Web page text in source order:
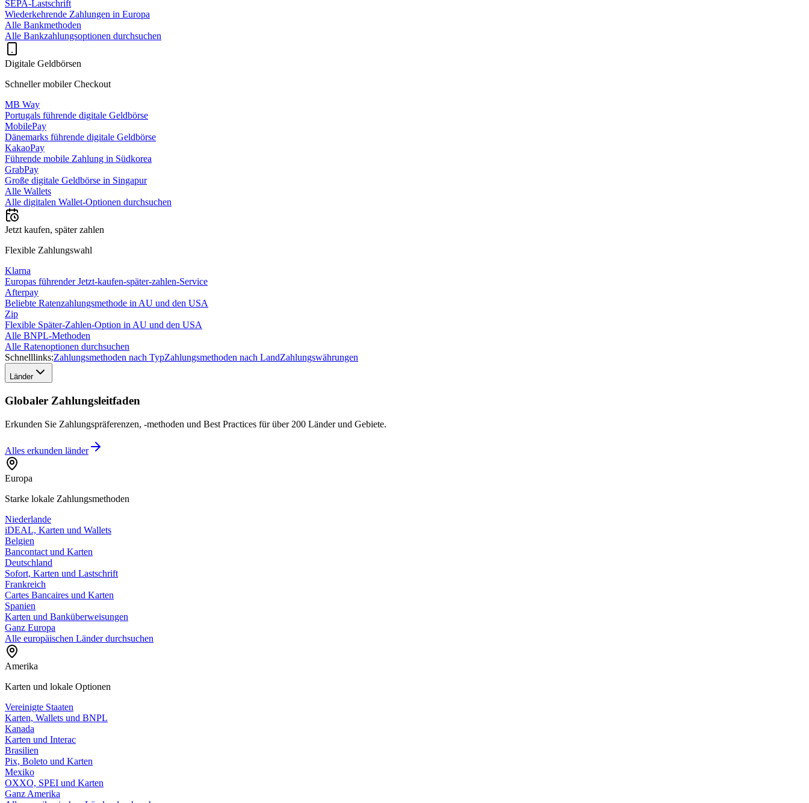
SEPA-Lastschrift
Wiederkehrende Zahlungen in Europa
Alle Bankmethoden
Alle Bankzahlungsoptionen durchsuchen
Digitale Geldbörsen
Schneller mobiler Checkout
MB Way
Portugals führende digitale Geldbörse
MobilePay
Dänemarks führende digitale Geldbörse
KakaoPay
Führende mobile Zahlung in Südkorea
GrabPay
Große digitale Geldbörse in Singapur
Alle Wallets
Alle digitalen Wallet-Optionen durchsuchen
Jetzt kaufen, später zahlen
Flexible Zahlungswahl
Klarna
Europas führender Jetzt-kaufen-später-zahlen-Service
Afterpay
Beliebte Ratenzahlungsmethode in AU und den USA
Zip
Flexible Später-Zahlen-Option in AU und den USA
Alle BNPL-Methoden
Alle Ratenoptionen durchsuchen
Schnelllinks:Zahlungsmethoden nach TypZahlungsmethoden nach LandZahlungswährungen
Länder
Globaler Zahlungsleitfaden
Erkunden Sie Zahlungspräferenzen, -methoden und Best Practices für über 200 Länder und Gebiete.
Alles erkunden länder
Europa
Starke lokale Zahlungsmethoden
Niederlande
iDEAL, Karten und Wallets
Belgien
Bancontact und Karten
Deutschland
Sofort, Karten und Lastschrift
Frankreich
Cartes Bancaires und Karten
Spanien
Karten und Banküberweisungen
Ganz Europa
Alle europäischen Länder durchsuchen
Amerika
Karten und lokale Optionen
Vereinigte Staaten
Karten, Wallets und BNPL
Kanada
Karten und Interac
Brasilien
Pix, Boleto und Karten
Mexiko
OXXO, SPEI und Karten
Ganz Amerika